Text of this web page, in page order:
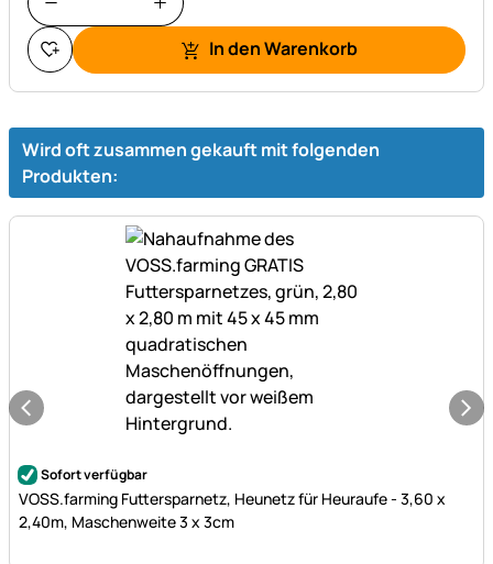
In den Warenkorb
Wird oft zusammen gekauft mit folgenden
Produkten:
Noch keine Bewertungen abgegeben
Sofort verfügbar
VOSS.farming Futtersparnetz, Heunetz für Heuraufe - 3,60 x
2,40m, Maschenweite 3 x 3cm